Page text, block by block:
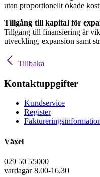
utan proportionellt ökade
Tillgång till kapital för
Tillgång till finansiering är
utveckling, expansion samt
Tillbaka
Kontaktuppgifter
Kundservice
Register
Växel
029 50 55000
vardagar 8.00-16.30